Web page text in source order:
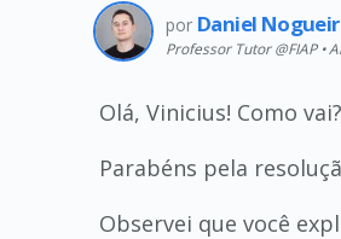
por Daniel
Professor Tutor @FIAP •
Olá, Vinicius! Como vai?
Parabéns pela
Observei que você